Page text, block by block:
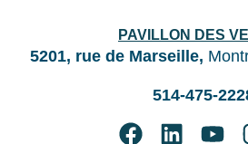
PAVILLON DES
5201, rue de Marseille,
514-475-